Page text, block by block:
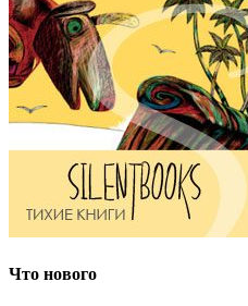
Что нового